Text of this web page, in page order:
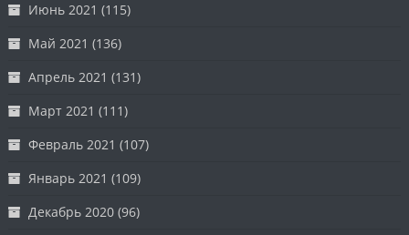
Июнь 2021 (115)
Май 2021 (136)
Апрель 2021 (131)
Март 2021 (111)
Февраль 2021 (107)
Январь 2021 (109)
Декабрь 2020 (96)